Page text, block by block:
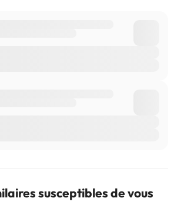
susceptibles de vous